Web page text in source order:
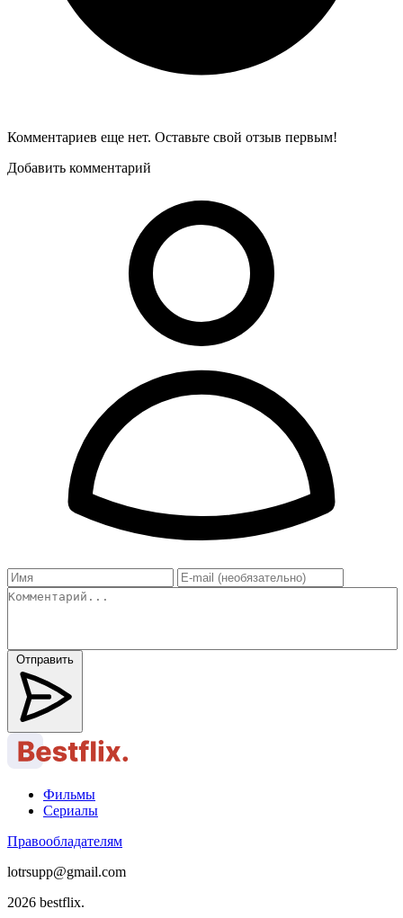
Комментариев еще нет. Оставьте свой отзыв первым!
Добавить комментарий
Отправить
Фильмы
Сериалы
Правообладателям
lotrsupp@gmail.com
2026 bestflix.